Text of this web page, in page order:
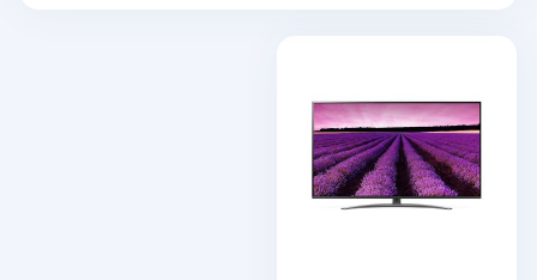
خانه
مقالات
و